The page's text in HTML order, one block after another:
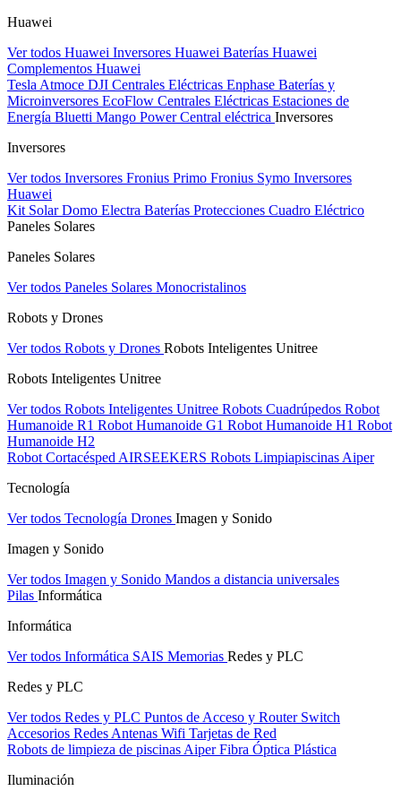
Huawei
Ver todos Huawei Inversores Huawei Baterías Huawei
Complementos Huawei
Tesla Atmoce DJI Centrales Eléctricas Enphase Baterías y
Microinversores EcoFlow Centrales Eléctricas Estaciones de
Energía Bluetti Mango Power Central eléctrica Inversores
Inversores
Ver todos Inversores Fronius Primo Fronius Symo Inversores
Huawei
Kit Solar Domo Electra Baterías Protecciones Cuadro Eléctrico
Paneles Solares
Paneles Solares
Ver todos Paneles Solares Monocristalinos
Robots y Drones
Ver todos Robots y Drones Robots Inteligentes Unitree
Robots Inteligentes Unitree
Ver todos Robots Inteligentes Unitree Robots Cuadrúpedos Robot
Humanoide R1 Robot Humanoide G1 Robot Humanoide H1 Robot
Humanoide H2
Robot Cortacésped AIRSEEKERS Robots Limpiapiscinas Aiper
Tecnología
Ver todos Tecnología Drones Imagen y Sonido
Imagen y Sonido
Ver todos Imagen y Sonido Mandos a distancia universales
Pilas Informática
Informática
Ver todos Informática SAIS Memorias Redes y PLC
Redes y PLC
Ver todos Redes y PLC Puntos de Acceso y Router Switch
Accesorios Redes Antenas Wifi Tarjetas de Red
Robots de limpieza de piscinas AiperFibra Óptica Plástica
Iluminación